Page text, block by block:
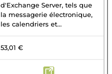
d'Exchange Server, tels que
la messagerie électronique,
les calendriers et...
53,01 €